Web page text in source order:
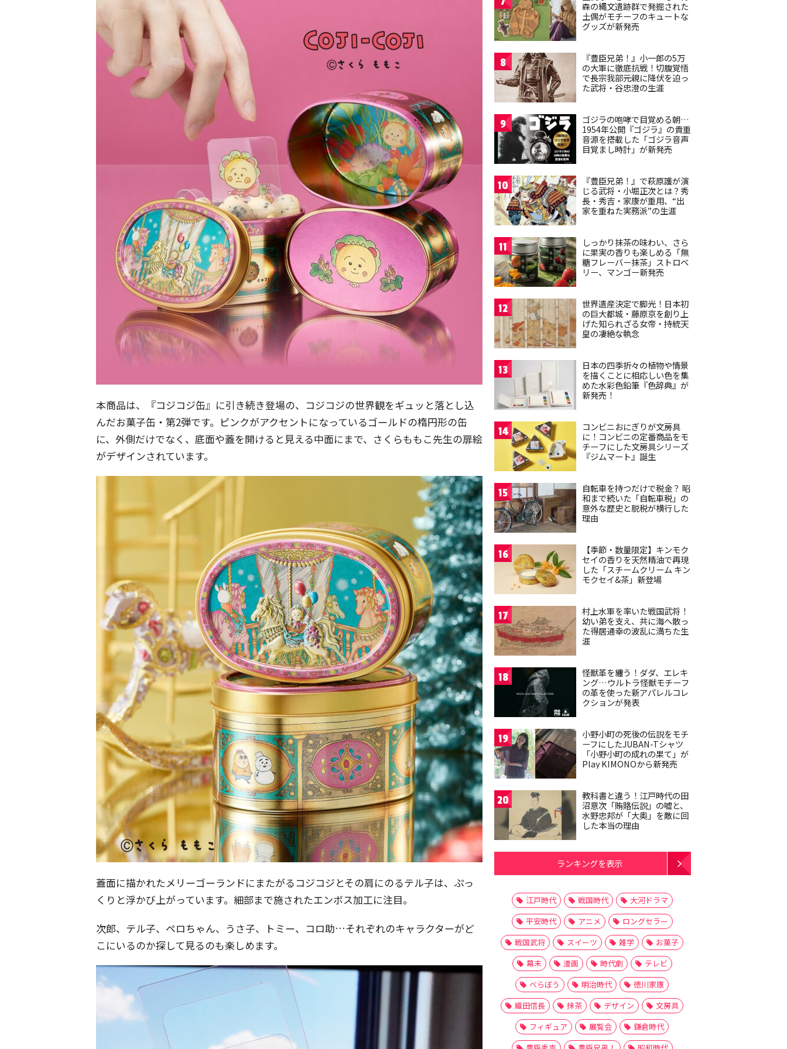
本商品は、『コジコジ缶』に引き続き登場の、コジコジの世界観をギュッと落とし込
んだお菓子缶・第2弾です。ピンクがアクセントになっているゴールドの楕円形の缶
に、外側だけでなく、底面や蓋を開けると見える中面にまで、さくらももこ先生の扉絵
がデザインされています。
蓋面に描かれたメリーゴーランドにまたがるコジコジとその肩にのるテル子は、ぷっ
くりと浮かび上がっています。細部まで施されたエンボス加工に注目。
次郎、テル子、ペロちゃん、うさ子、トミー、コロ助…それぞれのキャラクターがど
こにいるのか探して見るのも楽しめます。
森の縄文遺跡群で発掘された
土偶がモチーフのキュートな
グッズが新発売
8
『豊臣兄弟！』小一郎の5万
の大軍に徹底抗戦！切腹覚悟
で長宗我部元親に降伏を迫っ
た武将・谷忠澄の生涯
9
ゴジラの咆哮で目覚める朝…
1954年公開『ゴジラ』の貴重
音源を搭載した「ゴジラ音声
目覚まし時計」が新発売
10
『豊臣兄弟！』で萩原護が演
じる武将・小堀正次とは？秀
長・秀吉・家康が重用、“出
家を重ねた実務派”の生涯
11
しっかり抹茶の味わい、さら
に果実の香りも楽しめる「無
糖フレーバー抹茶」ストロベ
リー、マンゴー新発売
12
世界遺産決定で脚光！日本初
の巨大都城・藤原京を創り上
げた知られざる女帝・持統天
皇の凄絶な執念
13
日本の四季折々の植物や情景
を描くことに相応しい色を集
めた水彩色鉛筆『色辞典』が
新発売！
14
コンビニおにぎりが文房具
に！コンビニの定番商品をモ
チーフにした文房具シリーズ
『ジムマート』誕生
15
自転車を持つだけで税金？ 昭
和まで続いた「自転車税」の
意外な歴史と脱税が横行した
理由
16
【季節・数量限定】キンモク
セイの香りを天然精油で再現
した「スチームクリーム キン
モクセイ&茶」新登場
17
村上水軍を率いた戦国武将！
幼い弟を支え、共に海へ散っ
た得居通幸の波乱に満ちた生
涯
18
怪獣革を纏う！ダダ、エレキ
ング…ウルトラ怪獣モチーフ
の革を使った新アパレルコレ
クションが発表
19
小野小町の死後の伝説をモチ
ーフにしたJUBAN-Tシャツ
「小野小町の成れの果て」が
Play KIMONOから新発売
20
教科書と違う！江戸時代の田
沼意次「賄賂伝説」の嘘と、
水野忠邦が「大奥」を敵に回
した本当の理由
ランキングを表示
江戸時代 戦国時代
大河ドラマ
平安時代
アニメ
ロングセラー
戦国武将
スイーツ 雑学
お菓子
幕末
漫画 時代劇
テレビ
べらぼう
明治時代
徳川家康
織田信長
抹茶 デザイン
文房具
フィギュア
展覧会
鎌倉時代